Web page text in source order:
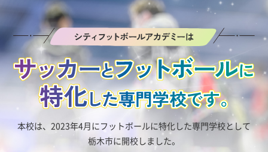
本校は、2023年4月にフットボールに特化した専門学校として
栃木市に開校しました。